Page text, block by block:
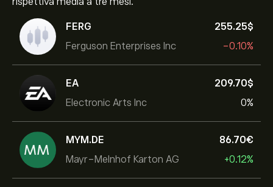
FERG
Ferguson Enterprises Inc
255.25‎$‎
-0.10%
EA
Electronic Arts Inc
209.70‎$‎
0%
MYM.DE
Mayr-Melnhof Karton AG
86.70‎€‎
+0.12%